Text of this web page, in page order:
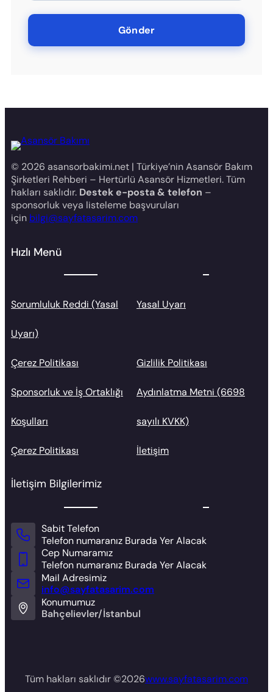
© 2026 asansorbakimi.net | Türkiye’nin Asansör Bakım
Şirketleri Rehberi – Hertürlü Asansör Hizmetleri. Tüm
hakları saklıdır. Destek e-posta & telefon –
sponsorluk veya listeleme başvuruları
için bilgi@sayfatasarim.com
Hızlı Menü
Sorumluluk Reddi (Yasal
Uyarı)
Yasal Uyarı
Çerez Politikası Gizlilik Politikası
Sponsorluk ve İş Ortaklığı
Koşulları
Aydınlatma Metni (6698
sayılı KVKK)
Çerez Politikası İletişim
İletişim Bilgilerimiz
Sabit Telefon
Telefon numaranız Burada Yer Alacak
Cep Numaramız
Telefon numaranız Burada Yer Alacak
Mail Adresimiz
info@sayfatasarim.com
Konumumuz
Bahçelievler/İstanbul
Tüm hakları saklıdır ©2026www.sayfatasarim.com